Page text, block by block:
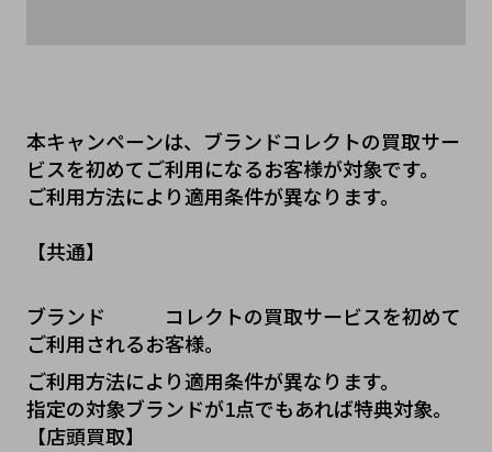
本キャンペーンは、ブランドコレクトの買取サー
ビスを初めてご利用になるお客様が対象です。
ご利用方法により適用条件が異なります。
【共通】
ブランド   コレクトの買取サービスを初めて
ご利用されるお客様。
ご利用方法により適用条件が異なります。
指定の対象ブランドが1点でもあれば特典対象。
【店頭買取】